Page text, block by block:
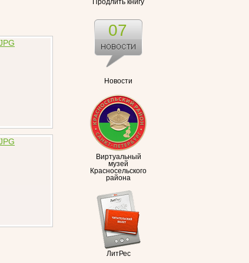
Продлить книгу
Новости
07
Виртуальный
музей
Красносельского
района
ЛитРес